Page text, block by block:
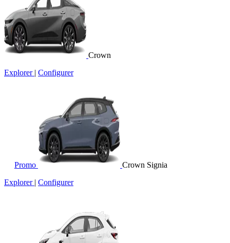
Crown
Explorer | Configurer
Promo
Crown Signia
Explorer | Configurer